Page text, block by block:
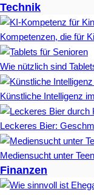
Technik
Kompetenzen, die für
Wie nützlich sind
Künstliche Intelligenz
Leckeres Bier:
Mediensucht unter
Finanzen